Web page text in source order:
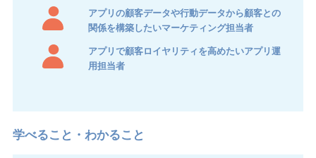
アプリの顧客データや行動データから顧客との
関係を構築したいマーケティング担当者
アプリで顧客ロイヤリティを高めたいアプリ運
用担当者